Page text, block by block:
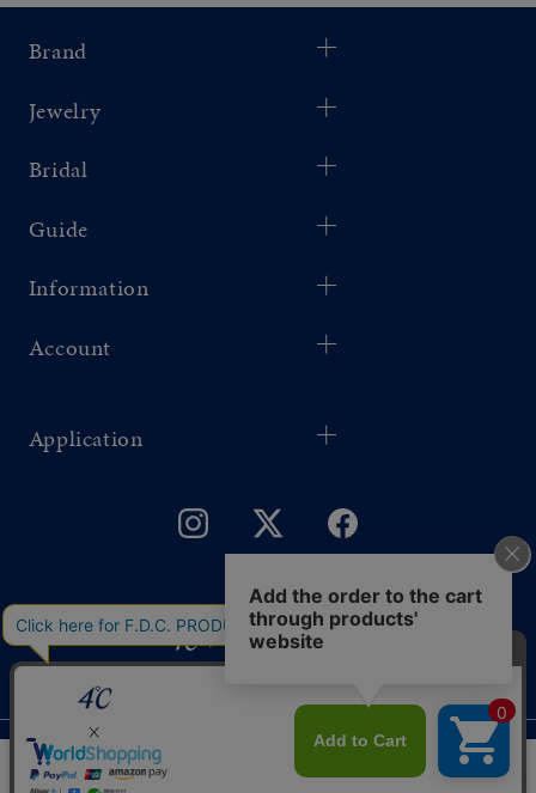
Brand
Jewelry
Bridal
Guide
Information
Account
Application
このサイトではサービス向上のためクッキー
ギフトをお探しですか？